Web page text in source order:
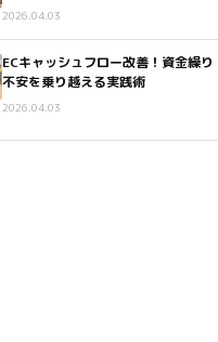
2026.04.03
ECキャッシュフロー改善！資金繰り
不安を乗り越える実践術
2026.04.03